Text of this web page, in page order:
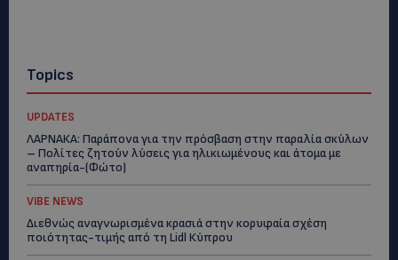
Topics
UPDATES
ΛΑΡΝΑΚΑ: Παράπονα για την πρόσβαση στην παραλία σκύλων
– Πολίτες ζητούν λύσεις για ηλικιωμένους και άτομα με
αναπηρία-(Φώτο)
VIBE NEWS
Διεθνώς αναγνωρισμένα κρασιά στην κορυφαία σχέση
ποιότητας-τιμής από τη Lidl Κύπρου